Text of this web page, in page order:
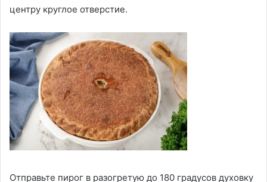
центру круглое отверстие.
Отправьте пирог в разогретую до 180 градусов духовку